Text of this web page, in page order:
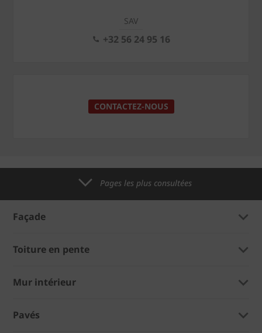
SAV
+32 56 24 95 16
CONTACTEZ-NOUS
Pages les plus consultées
Façade
Toiture en pente
Mur intérieur
Pavés